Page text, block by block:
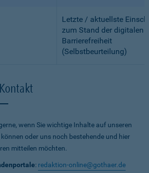
Letzte / aktuellste
zum Stand der digitalen
Barrierefreiheit
(Selbstbeurteilung)
wenn Sie wichtige Inhalte auf unseren
oder uns noch bestehende und hier
mitteilen möchten.
: redaktion-online@gothaer.de